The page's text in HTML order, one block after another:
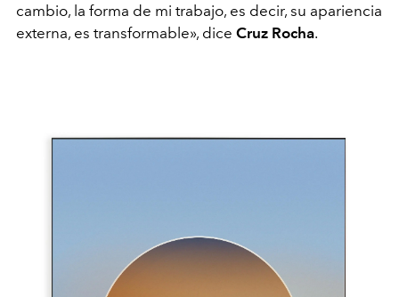
cambio, la forma de mi trabajo, es decir, su apariencia
externa, es transformable», dice Cruz Rocha.